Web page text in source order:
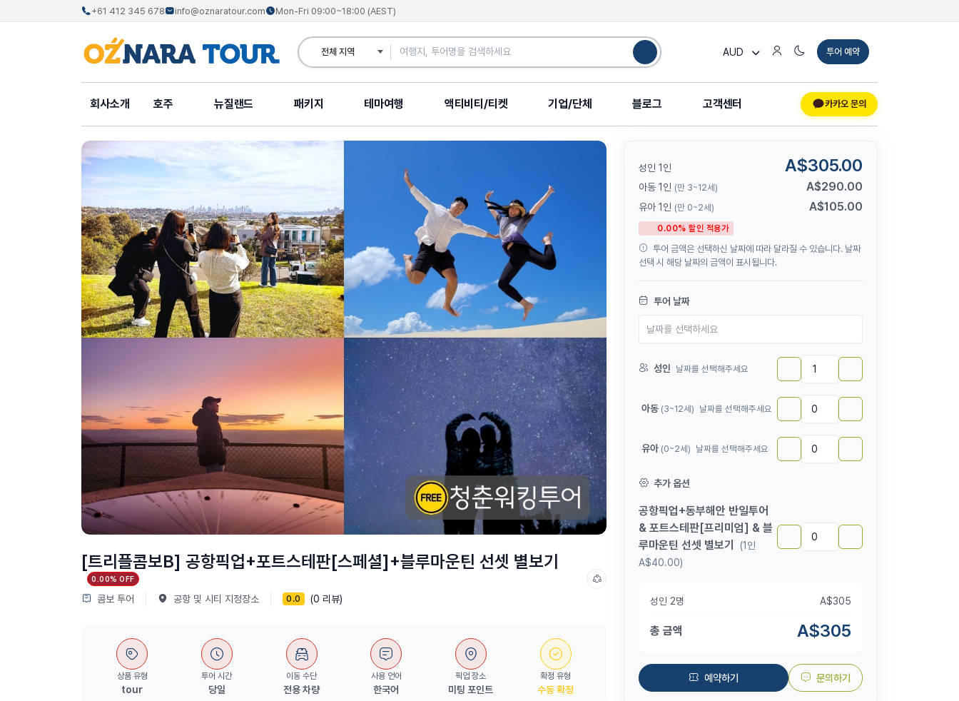
+61 412 345 678 info@oznaratour.com Mon-Fri 09:00~18:00 (AEST)
AUD 투어 예약
회사소개 호주 뉴질랜드 패키지 테마여행 액티비티/티켓 기업/단체 블로그 고객센터 카카오 문의
[트리플콤보B] 공항픽업+포트스테판[스페셜]+블루마운틴 선셋 별보기
0.00% OFF
콤보 투어 공항 및 시티 지정장소 0.0 (0 리뷰)
상품 유형
tour
투어 시간
당일
이동 수단
전용 차량
사용 언어
한국어
픽업 장소
미팅 포인트
확정 유형
수동 확정
성인 1인 A$305.00
아동 1인 (만 3~12세) A$290.00
유아 1인 (만 0~2세) A$105.00
0.00% 할인 적용가
투어 금액은 선택하신 날짜에 따라 달라질 수 있습니다. 날짜
선택 시 해당 날짜의 금액이 표시됩니다.
투어 날짜
성인 날짜를 선택해주세요
아동 (3~12세) 날짜를 선택해주세요
유아 (0~2세) 날짜를 선택해주세요
추가 옵션
공항픽업+동부해안 반일투어
& 포트스테판[프리미엄] & 블
루마운틴 선셋 별보기
(1인
A$40.00)
성인 2명 A$305
총 금액 A$305
예약하기 문의하기